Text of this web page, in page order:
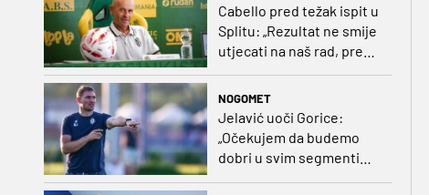
Cabello pred težak ispit u
Splitu: „Rezultat ne smije
utjecati na naš rad, pred
NOGOMET
Jelavić uoči Gorice:
„Očekujem da budemo
dobri u svim segmentima